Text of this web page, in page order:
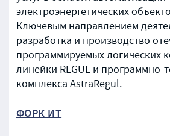
электроэнергетических
Ключевым направлением
разработка и производство
программируемых логических
линейки REGUL и программно-
комплекса AstraRegul.
ФОРК ИТ